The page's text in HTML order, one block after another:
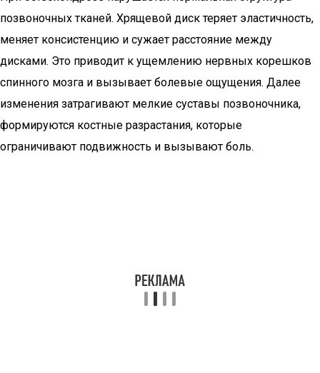
позвоночных тканей. Хрящевой диск теряет эластичность,
меняет консистенцию и сужает расстояние между
дисками. Это приводит к ущемлению нервных корешков
спинного мозга и вызывает болевые ощущения. Далее
изменения затрагивают мелкие суставы позвоночника,
формируются костные разрастания, которые
ограничивают подвижность и вызывают боль.